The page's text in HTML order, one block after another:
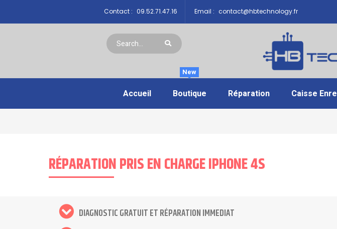
Contact : 09.52.71.47.16 Email : contact@hbtechnology.fr
Accueil Boutique
New
Réparation Caisse
RÉPARATION PRIS EN CHARGE IPHONE 4S
DIAGNOSTIC GRATUIT ET RÉPARATION IMMEDIAT